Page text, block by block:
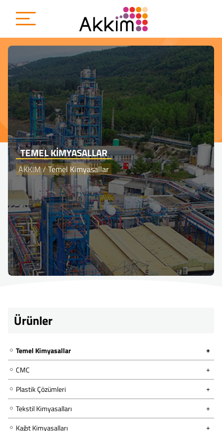
{
TEMEL KIMYASALLAR
AKKİM/Temel Kimyasallar
Ürünler
Temel Kimyasallar
CMC
Plastik Çözümleri
Tekstil Kimyasalları
Kağıt Kimyasalları